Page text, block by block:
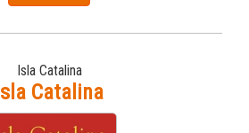
Isla Catalina
Isla Catalina